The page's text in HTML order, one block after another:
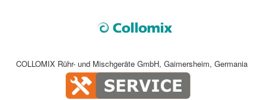
COLLOMIX Rühr- und Mischgeräte GmbH, Gaimersheim, Germania